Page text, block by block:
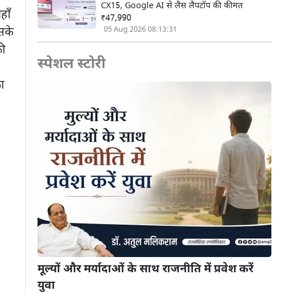
CX15, Google AI से लैस लैपटॉप की कीमत
₹47,990
05 Aug 2026 08:13:31
स्पेशल स्टोरी
मूल्यों और मर्यादाओं के साथ राजनीति में प्रवेश करें
युवा